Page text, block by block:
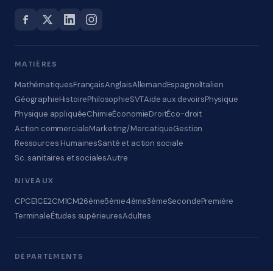
MATIÈRES
MathématiquesFrançaisAnglaisAllemandEspagnolItalien
GéographieHistoirePhilosophieSVTAide aux devoirsPhysique
Physique appliquéeChimieÉconomieDroitÉco-droit
Action commercialeMarketing/MercatiqueGestion
Ressources HumainesSanté et action sociale
Sc. sanitaires et socialesAutre
NIVEAUX
CPCE1CE2CM1CM26ème5ème4ème3èmeSecondePremière
TerminaleÉtudes supérieuresAdultes
DÉPARTEMENTS